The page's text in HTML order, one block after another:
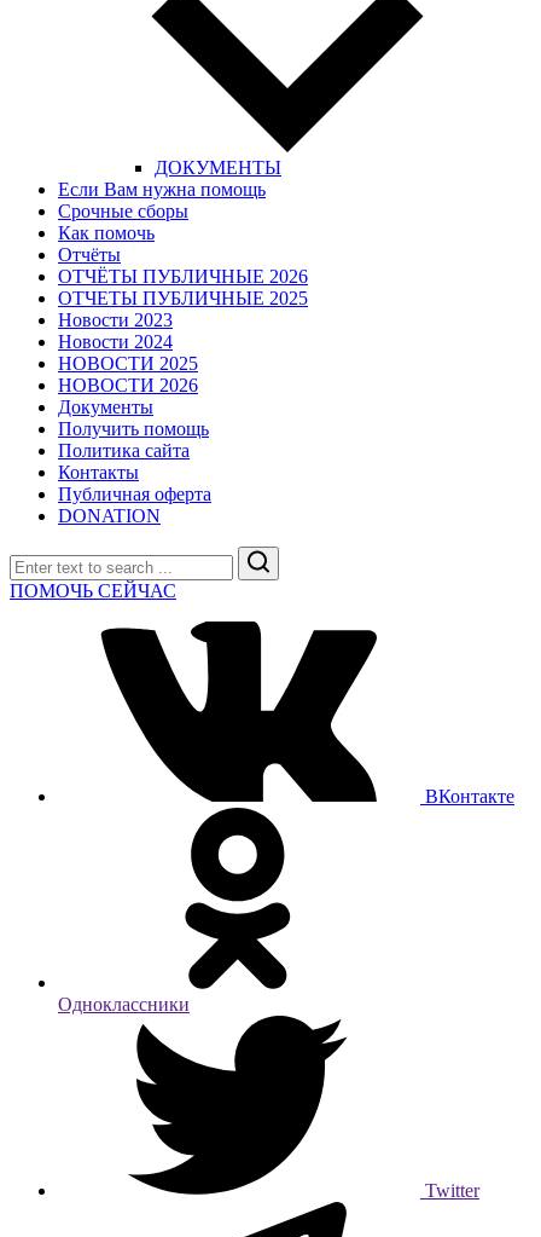
ДОКУМЕНТЫ
Если Вам нужна помощь
Срочные сборы
Как помочь
Отчёты
ОТЧЁТЫ ПУБЛИЧНЫЕ 2026
ОТЧЕТЫ ПУБЛИЧНЫЕ 2025
Новости 2023
Новости 2024
НОВОСТИ 2025
НОВОСТИ 2026
Документы
Получить помощь
Политика сайта
Контакты
Публичная оферта
DONATION
Search
ПОМОЧЬ СЕЙЧАС
ВКонтакте
Одноклассники
Twitter